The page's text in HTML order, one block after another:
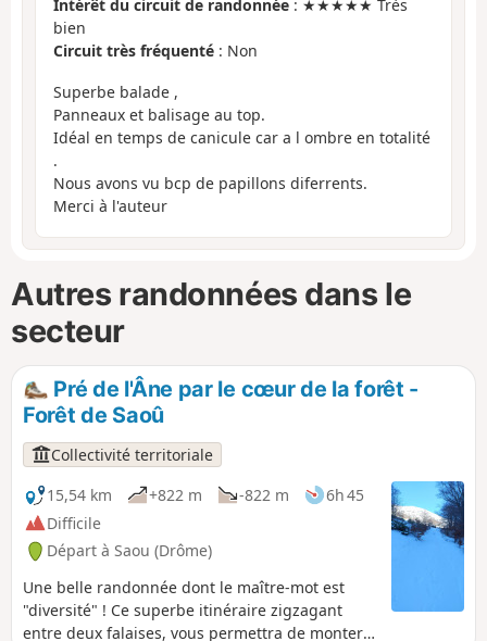
Intérêt du circuit de randonnée : ★★★★★ Très
bien
Circuit très fréquenté : Non
Superbe balade ,
Panneaux et balisage au top.
Idéal en temps de canicule car a l ombre en totalité
.
Nous avons vu bcp de papillons diferrents.
Merci à l'auteur
Autres randonnées dans le
secteur
Pré de l'Âne par le cœur de la forêt -
Forêt de Saoû
Collectivité territoriale
15,54 km
+822 m -822 m
6h 45
Difficile
Départ à Saou (Drôme)
Une belle randonnée dont le maître-mot est
"diversité" ! Ce superbe itinéraire zigzagant
entre deux falaises, vous permettra de monter